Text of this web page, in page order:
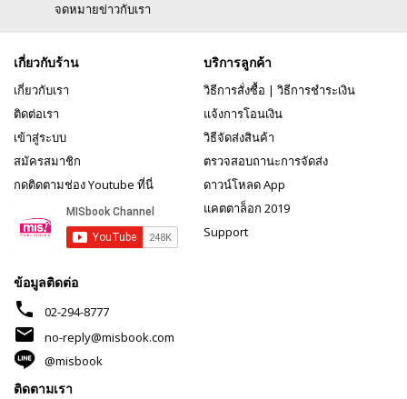
จดหมายข่าวกับเรา
เกี่ยวกับร้าน
เกี่ยวกับเรา
ติดต่อเรา
เข้าสู่ระบบ
สมัครสมาชิก
กดติดตามช่อง Youtube ที่นี่
บริการลูกค้า
วิธีการสั่งซื้อ | วิธีการชำระเงิน
แจ้งการโอนเงิน
วิธีจัดส่งสินค้า
ตรวจสอบถานะการจัดส่ง
ดาวน์โหลด App
แคตตาล็อก 2019
Support
ข้อมูลติดต่อ
phone 02-294-8777
mail
no-reply@misbook.com
@misbook
ติดตามเรา